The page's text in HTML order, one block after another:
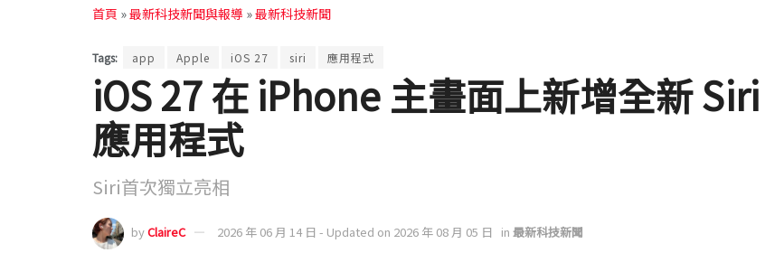
首頁 »最新科技新聞與報導 »最新科技新聞
Tags: app Apple iOS 27 siri 應用程式
iOS 27 在 iPhone 主畫面上新增全新 Siri
應用程式
Siri首次獨立亮相
byClaireC 2026 年 06 月 14 日 - Updated on 2026 年 08 月 05 日 in 最新科技新聞